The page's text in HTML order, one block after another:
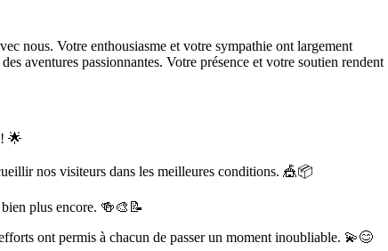
nous. Votre enthousiasme et votre sympathie ont largement
aventures passionnantes. Votre présence et votre soutien rendent
🌟
nos visiteurs dans les meilleures conditions. 🎪📦
bien plus encore. 🍻🎨📝
ont permis à chacun de passer un moment inoubliable. 💫😊